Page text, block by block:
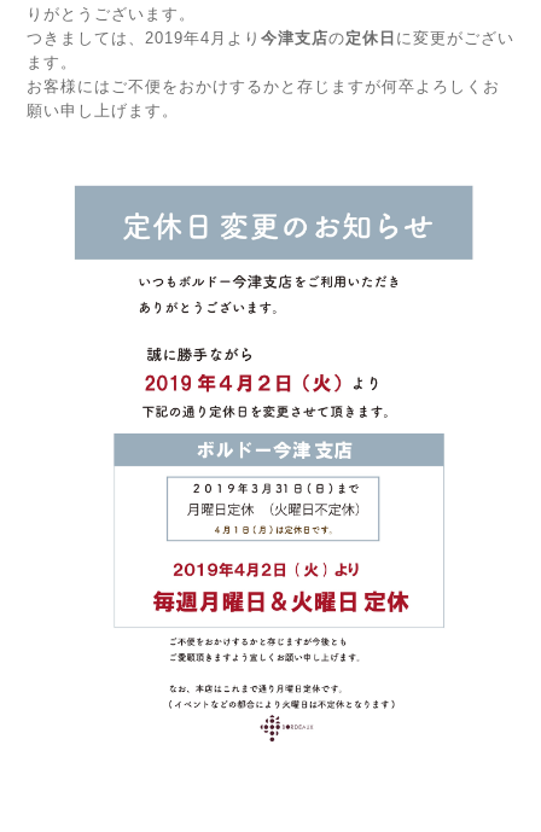
りがとうございます。
つきましては、2019年4月より 今津支店の定休日 に変更がござい
ます。
お客様にはご不便をおかけするかと存じますが何卒よろしくお
願い申し上げます。